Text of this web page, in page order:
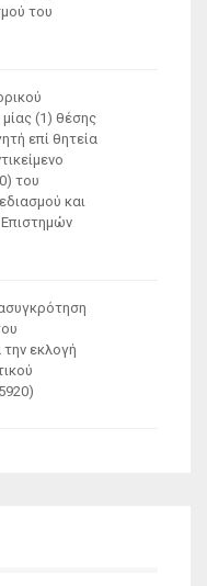
του
(1) θέσης
επί θητεία
του
και
εκλογή